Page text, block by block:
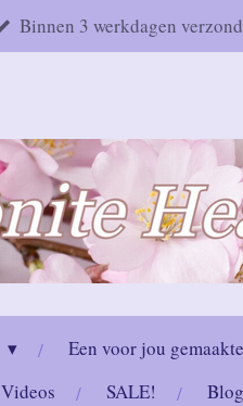
Binnen 3 werkdagen
Een voor jou
Videos
SALE! Blog